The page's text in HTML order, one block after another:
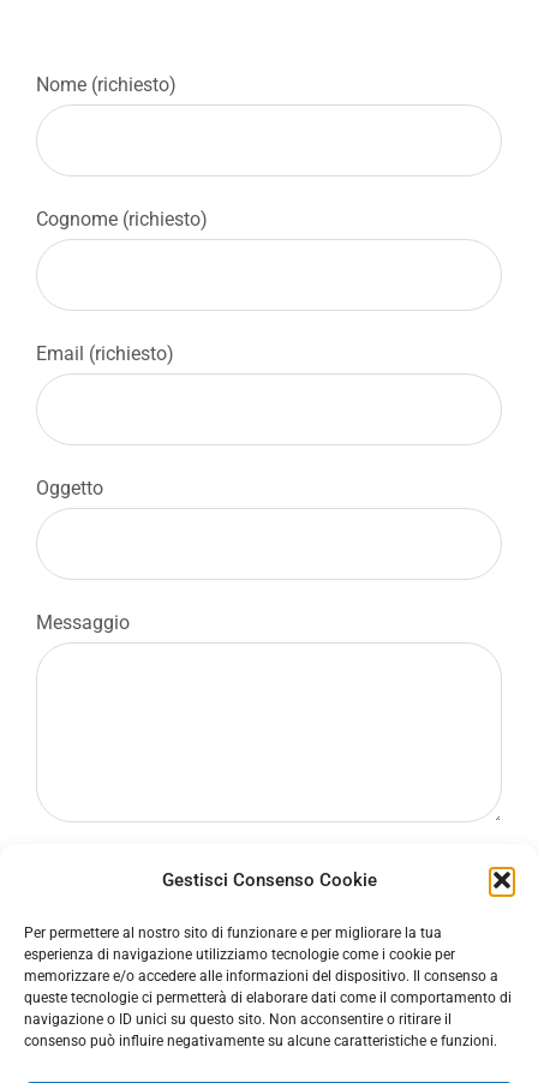
Gestisci Consenso Cookie
Per permettere al nostro sito di funzionare e per migliorare la tua
esperienza di navigazione utilizziamo tecnologie come i cookie per
memorizzare e/o accedere alle informazioni del dispositivo. Il consenso a
queste tecnologie ci permetterà di elaborare dati come il comportamento di
navigazione o ID unici su questo sito. Non acconsentire o ritirare il
consenso può influire negativamente su alcune caratteristiche e funzioni.
Nome (richiesto)
Cognome (richiesto)
Email (richiesto)
Oggetto
Messaggio
, autorizzo al trattamento dei dati.